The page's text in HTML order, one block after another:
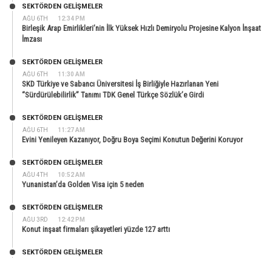
AĞU 6TH 12:34 PM
SEKTÖRDEN GELIŞMELER
Birleşik Arap Emirlikleri’nin İlk Yüksek Hızlı Demiryolu Projesine Kalyon İnşaat
İmzası
AĞU 6TH 11:30 AM
SEKTÖRDEN GELIŞMELER
SKD Türkiye ve Sabancı Üniversitesi İş Birliğiyle Hazırlanan Yeni
“Sürdürülebilirlik” Tanımı TDK Genel Türkçe Sözlük’e Girdi
AĞU 6TH 11:27 AM
SEKTÖRDEN GELIŞMELER
Evini Yenileyen Kazanıyor, Doğru Boya Seçimi Konutun Değerini Koruyor
AĞU 4TH 10:52 AM
SEKTÖRDEN GELIŞMELER
Yunanistan’da Golden Visa için 5 neden
AĞU 3RD 12:42 PM
SEKTÖRDEN GELIŞMELER
Konut inşaat firmaları şikayetleri yüzde 127 arttı
SEKTÖRDEN GELIŞMELER